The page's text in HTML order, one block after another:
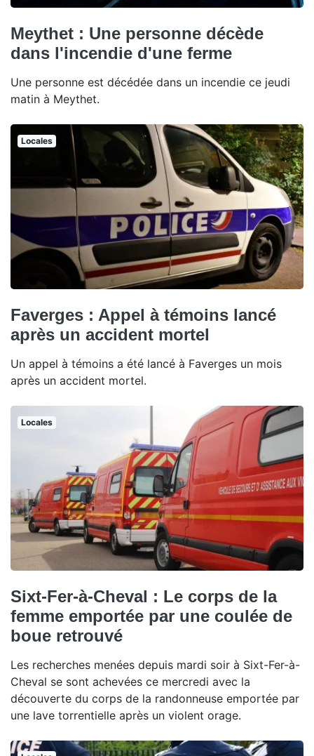
Meythet : Une personne décède
dans l'incendie d'une ferme
Une personne est décédée dans un incendie ce jeudi
matin à Meythet.
Locales
Faverges : Appel à témoins lancé
après un accident mortel
Un appel à témoins a été lancé à Faverges un mois
après un accident mortel.
Locales
Sixt-Fer-à-Cheval : Le corps de la
femme emportée par une coulée de
boue retrouvé
Les recherches menées depuis mardi soir à Sixt-Fer-à-
Cheval se sont achevées ce mercredi avec la
découverte du corps de la randonneuse emportée par
une lave torrentielle après un violent orage.